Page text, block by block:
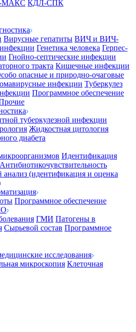
МАКС КДЛ-СПК
Вирусные гепатиты ВИЧ и ВИЧ-
Генетика человека Герпес-
Гнойно-септические инфекции
тракта Кишечные инфекции
опасные и природно-очаговые
инфекции Туберкулез
Программное обеспечение
туберкулезной инфекции
Жидкостная цитология
диабета
Идентификация
Антибиотикочувствительность
(идентификация и оценка
Программное обеспечение
ГМИ Патогены в
Сырьевой состав Программное
исследования
микроскопия Клеточная